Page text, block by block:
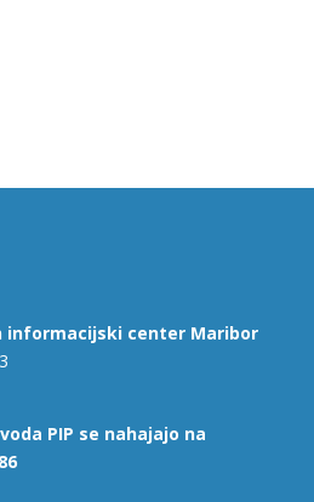
informacijski center Maribor
PIP se nahajajo na